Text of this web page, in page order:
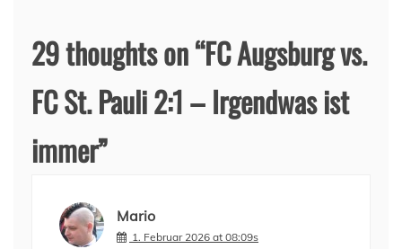
29 thoughts on “FC Augsburg vs.
FC St. Pauli 2:1 – Irgendwas ist
immer”
Mario
1. Februar 2026 at 08:09s